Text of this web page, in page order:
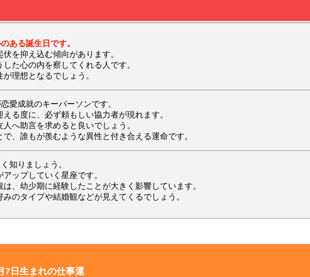
ある誕生日です。
を抑え込む傾向があります。
た心の内を察してくれる人です。
理想となるでしょう。
愛成就のキーパーソンです。
る度に、必ず頼もしい協力者が現れます。
へ助言を求めると良いでしょう。
、誰もが羨むような異性と付き合える運命です。
知りましょう。
ップしていく星座です。
、幼少期に経験したことが大きく影響しています。
のタイプや結婚観などが見えてくるでしょう。
7日生まれの仕事運